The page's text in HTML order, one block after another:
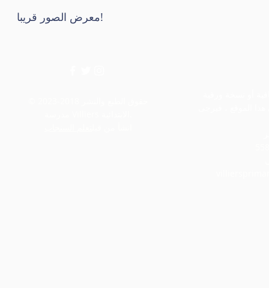
معرض الصور قريبا!